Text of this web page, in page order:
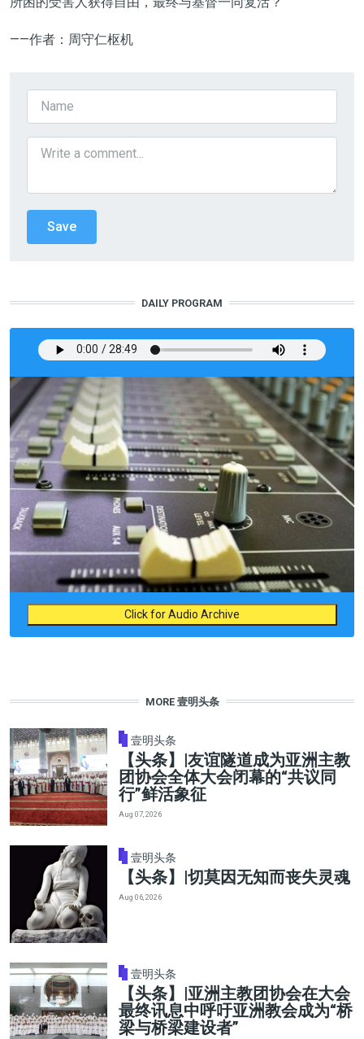
——作者：周守仁枢机
DAILY PROGRAM
Click for Audio Archive
MORE 壹明头条
壹明头条
【头条】|友谊隧道成为亚洲主教
团协会全体大会闭幕的“共议同
行”鲜活象征
Aug 07, 2026
壹明头条
【头条】|切莫因无知而丧失灵魂
Aug 06, 2026
壹明头条
【头条】|亚洲主教团协会在大会
最终讯息中呼吁亚洲教会成为“桥
梁与桥梁建设者”